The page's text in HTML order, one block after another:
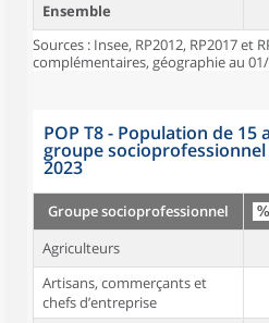
Ensemble
Sources : Insee, RP2012, RP2017 et
complémentaires, géographie au
POP T8 - Population de 15
groupe
2023
Groupe socioprofessionnel
Agriculteurs
Artisans, commerçants et
chefs d’entreprise